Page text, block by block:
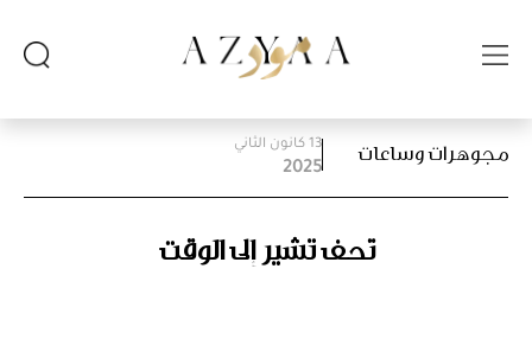
مجوهرات وساعات 13 كانون الثاني
2025
تحف تشير إلى الوقت